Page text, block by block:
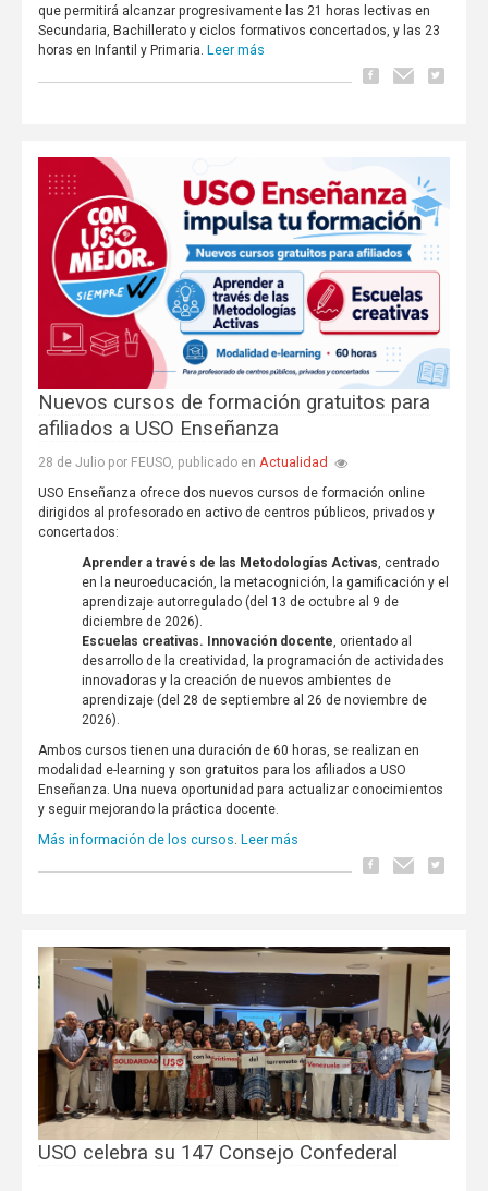
que permitirá alcanzar progresivamente las 21 horas lectivas en
Secundaria, Bachillerato y ciclos formativos concertados, y las 23
horas en Infantil y Primaria. Leer más
Nuevos cursos de formación gratuitos para
afiliados a USO Enseñanza
28 de Julio por FEUSO, publicado en Actualidad
USO Enseñanza ofrece dos nuevos cursos de formación online
dirigidos al profesorado en activo de centros públicos, privados y
concertados:
Aprender a través de las Metodologías Activas , centrado
en la neuroeducación, la metacognición, la gamificación y el
aprendizaje autorregulado (del 13 de octubre al 9 de
diciembre de 2026).
Escuelas creativas. Innovación docente , orientado al
desarrollo de la creatividad, la programación de actividades
innovadoras y la creación de nuevos ambientes de
aprendizaje (del 28 de septiembre al 26 de noviembre de
2026).
Ambos cursos tienen una duración de 60 horas, se realizan en
modalidad e-learning y son gratuitos para los afiliados a USO
Enseñanza. Una nueva oportunidad para actualizar conocimientos
y seguir mejorando la práctica docente.
Más información de los cursos Leer más
USO celebra su 147 Consejo Confederal